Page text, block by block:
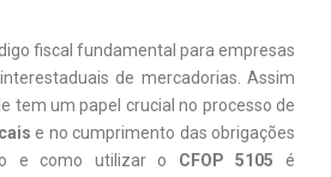
fiscal fundamental para empresas
de mercadorias. Assim
tem um papel crucial no processo de
e no cumprimento das obrigações
e como utilizar o CFOP 5105 é